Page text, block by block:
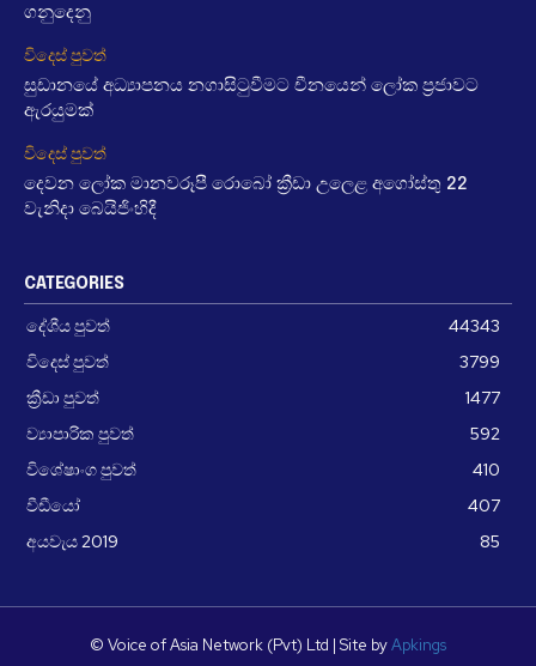
ගනුදෙනු
විදෙස් පුවත්
සුඩානයේ අධ්‍යාපනය නගාසිටුවීමට චීනයෙන් ලෝක ප්‍රජාවට
ඇරයුමක්
විදෙස් පුවත්
දෙවන ලෝක මානවරූපී රොබෝ ක්‍රීඩා උලෙළ අගෝස්තු 22
වැනිදා බෙයිජිංහිදී
CATEGORIES
දේශීය පුවත්
44343
විදෙස් පුවත්
3799
ක්‍රීඩා පුවත්
1477
ව්‍යාපාරික පුවත්
592
විශේෂාංග පුවත්
410
වීඩීයෝ
407
අයවැය 2019
85
© Voice of Asia Network (Pvt) Ltd | Site byApkings